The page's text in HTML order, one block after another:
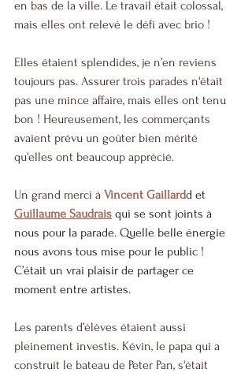
en bas de la ville. Le travail était colossal,
mais elles ont relevé le défi avec brio !
Elles étaient splendides, je n’en reviens
toujours pas. Assurer trois parades n'était
pas une mince affaire, mais elles ont tenu
bon ! Heureusement, les commerçants
avaient prévu un goûter bien mérité
qu'elles ont beaucoup apprécié.
Un grand merci à Vincent Gaillardd et
Guillaume Saudrais qui se sont joints à
nous pour la parade. Quelle belle énergie
nous avons tous mise pour le public !
C’était un vrai plaisir de partager ce
moment entre artistes.
Les parents d’élèves étaient aussi
pleinement investis. Kévin, le papa qui a
construit le bateau de Peter Pan, s'était